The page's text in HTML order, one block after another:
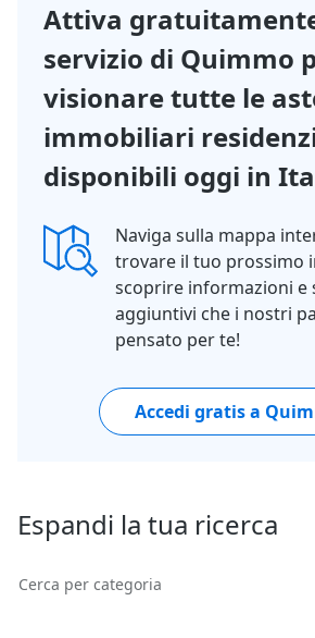
Attiva
servizio di Quimmo
visionare tutte le
immobiliari
disponibili oggi in
Naviga sulla mappa
trovare il tuo prossimo
scoprire informazioni e
aggiuntivi che i nostri
pensato per te!
Accedi gratis a
Espandi la tua ricerca
Cerca per categoria